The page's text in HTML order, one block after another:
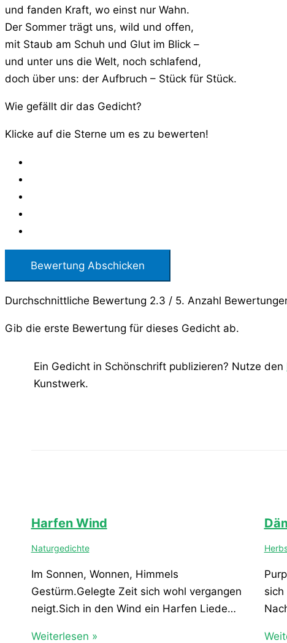
und fanden Kraft, wo einst nur Wahn.
Der Sommer trägt uns, wild und offen,
mit Staub am Schuh und Glut im Blick –
und unter uns die Welt, noch schlafend,
doch über uns: der Aufbruch – Stück für Stück.
Wie gefällt dir das Gedicht?
Klicke auf die Sterne um es zu bewerten!
Bewertung Abschicken
Durchschnittliche Bewertung 2.3 / 5. Anzahl
Gib die erste Bewertung für dieses Gedicht ab.
Ein Gedicht in Schönschrift publizieren? Nutze den
Kunstwerk.
Harfen Wind
Naturgedichte
Im Sonnen, Wonnen, Himmels
Gestürm.Gelegte Zeit sich wohl vergangen
neigt.Sich in den Wind ein Harfen Liede…
Weiterlesen »
sich